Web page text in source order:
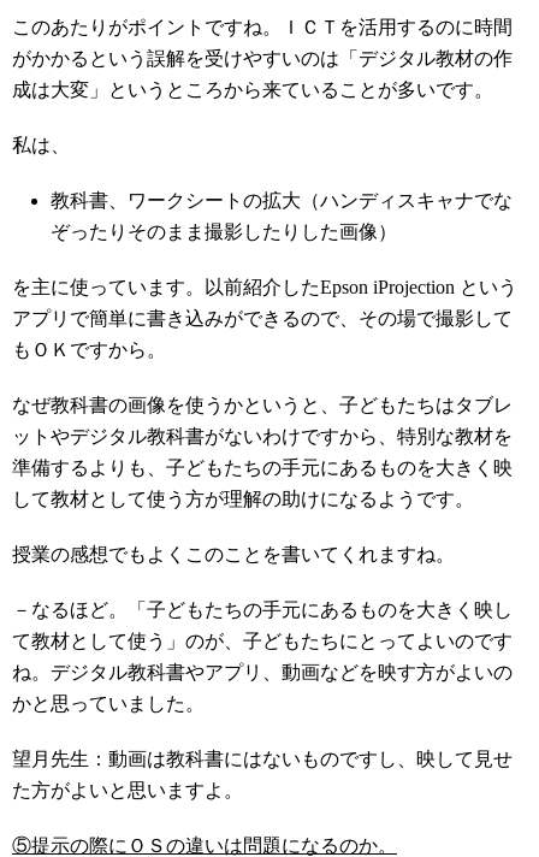
このあたりがポイントですね。ＩＣＴを活用するのに時間
がかかるという誤解を受けやすいのは「デジタル教材の作
成は大変」というところから来ていることが多いです。
私は、
教科書、ワークシートの拡大（ハンディスキャナでな
ぞったりそのまま撮影したりした画像）
を主に使っています。以前紹介したEpson iProjection という
アプリで簡単に書き込みができるので、その場で撮影して
もＯＫですから。
なぜ教科書の画像を使うかというと、子どもたちはタブレ
ットやデジタル教科書がないわけですから、特別な教材を
準備するよりも、子どもたちの手元にあるものを大きく映
して教材として使う方が理解の助けになるようです。
授業の感想でもよくこのことを書いてくれますね。
－なるほど。「子どもたちの手元にあるものを大きく映し
て教材として使う」のが、子どもたちにとってよいのです
ね。デジタル教科書やアプリ、動画などを映す方がよいの
かと思っていました。
望月先生：動画は教科書にはないものですし、映して見せ
た方がよいと思いますよ。
⑤提示の際にＯＳの違いは問題になるのか。